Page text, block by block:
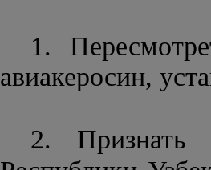
1.
авиакеросин,
2.